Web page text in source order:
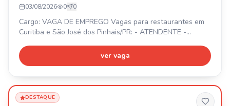
03/08/2026 0 0
Cargo: VAGA DE EMPREGO Vagas para restaurantes em
Curitiba e São José dos Pinhais/PR: - ATENDENTE -
SALADEIRA - ANALISTA ADM (RH/FINANCEIRO)
Interessados, enviar currículo para o WhatsApp.
ver vaga
DESTAQUE